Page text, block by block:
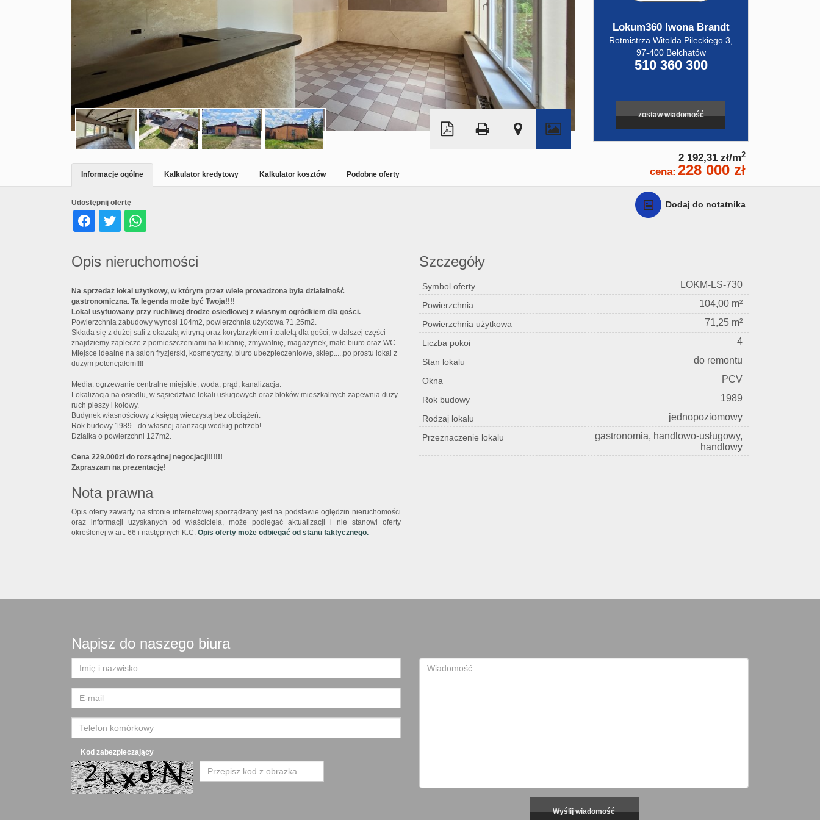
©OpenStreetMap contributors
Lokum360 Iwona Brandt
Rotmistrza Witolda Pileckiego 3,
97-400 Bełchatów
510 360 300
zostaw wiadomość
2 192,31 zł/m2
cena: 228 000 zł
Dodaj do notatnika
Udostępnij ofertę
Informacje ogólne Kalkulator kredytowy Kalkulator kosztów Podobne oferty
Opis nieruchomości
Na sprzedaż lokal użytkowy, w którym przez wiele prowadzona była działalność
gastronomiczna. Ta legenda może być Twoja!!!!
Lokal usytuowany przy ruchliwej drodze osiedlowej z własnym ogródkiem dla gości.
Powierzchnia zabudowy wynosi 104m2, powierzchnia użytkowa 71,25m2.
Składa się z dużej sali z okazałą witryną oraz korytarzykiem i toaletą dla gości, w dalszej części
znajdziemy zaplecze z pomieszczeniami na kuchnię, zmywalnię, magazynek, małe biuro oraz WC.
Miejsce idealne na salon fryzjerski, kosmetyczny, biuro ubezpieczeniowe, sklep.....po prostu lokal z
dużym potencjałem!!!!
Media: ogrzewanie centralne miejskie, woda, prąd, kanalizacja.
Lokalizacja na osiedlu, w sąsiedztwie lokali usługowych oraz bloków mieszkalnych zapewnia duży
ruch pieszy i kołowy.
Budynek własnościowy z księgą wieczystą bez obciążeń.
Rok budowy 1989 - do własnej aranżacji według potrzeb!
Działka o powierzchni 127m2.
Cena 229.000zł do rozsądnej negocjacji!!!!!!
Zapraszam na prezentację!
Nota prawna
Opis oferty zawarty na stronie internetowej sporządzany jest na podstawie oględzin nieruchomości
oraz informacji uzyskanych od właściciela, może podlegać aktualizacji i nie stanowi oferty
określonej w art. 66 i następnych K.C. Opis oferty może odbiegać od stanu faktycznego.
Szczegóły
Symbol oferty LOKM-LS-730
Powierzchnia 104,00 m²
Powierzchnia użytkowa 71,25 m²
Liczba pokoi 4
Stan lokalu do remontu
Okna PCV
Rok budowy 1989
Rodzaj lokalu jednopoziomowy
Przeznaczenie lokalu
gastronomia, handlowo-usługowy,
handlowy
Napisz do naszego biura
Kod zabezpieczający